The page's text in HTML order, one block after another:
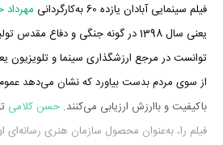
فیلم سینمایی آبادان یازده 60 به‌کارگردانی
توانست در مرجع ارزشگذاری سینما و تلویزیون
باکیفیت و باارزش ارزیابی می‌کنند. حسن کلامی
فیلم را، به‌عنوان محصول سازمان هنری رسانه‌ای